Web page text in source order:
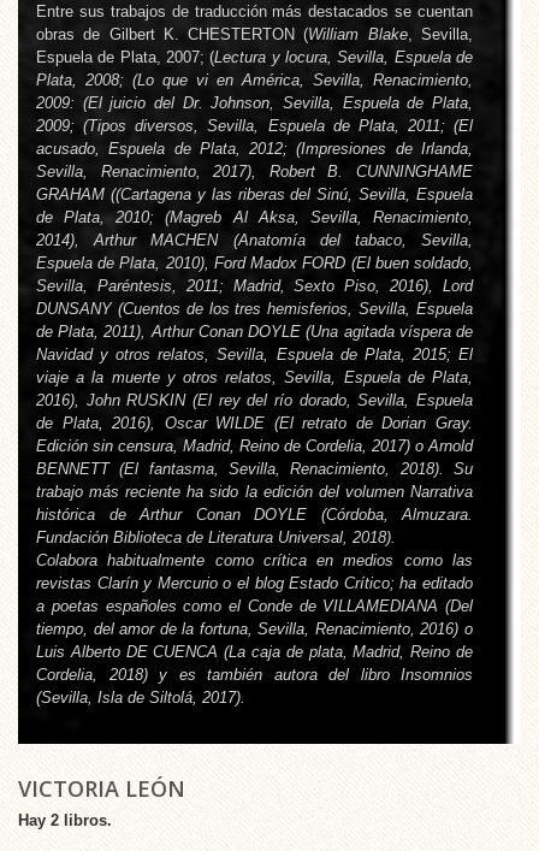
Entre sus trabajos de traducción más destacados se cuentan
obras de Gilbert K. CHESTERTON (William Blake, Sevilla,
Espuela de Plata, 2007; (Lectura y locura, Sevilla, Espuela de
Plata, 2008; (Lo que vi en América, Sevilla, Renacimiento,
2009: (El juicio del Dr. Johnson, Sevilla, Espuela de Plata,
2009; (Tipos diversos, Sevilla, Espuela de Plata, 2011; (El
acusado, Espuela de Plata, 2012; (Impresiones de Irlanda,
Sevilla, Renacimiento, 2017), Robert B. CUNNINGHAME
GRAHAM ((Cartagena y las riberas del Sinú, Sevilla, Espuela
de Plata, 2010; (Magreb Al Aksa, Sevilla, Renacimiento,
2014), Arthur MACHEN (Anatomía del tabaco, Sevilla,
Espuela de Plata, 2010), Ford Madox FORD (El buen soldado,
Sevilla, Paréntesis, 2011; Madrid, Sexto Piso, 2016), Lord
DUNSANY (Cuentos de los tres hemisferios, Sevilla, Espuela
de Plata, 2011), Arthur Conan DOYLE (Una agitada víspera de
Navidad y otros relatos, Sevilla, Espuela de Plata, 2015;El
viaje a la muerte y otros relatos, Sevilla, Espuela de Plata,
2016), John RUSKIN (El rey del río dorado, Sevilla, Espuela
de Plata, 2016), Oscar WILDE (El retrato de Dorian Gray.
Edición sin censura, Madrid, Reino de Cordelia, 2017) o Arnold
BENNETT (El fantasma, Sevilla, Renacimiento, 2018). Su
trabajo más reciente ha sido la edición del volumen Narrativa
histórica de Arthur Conan DOYLE (Córdoba, Almuzara.
Fundación Biblioteca de Literatura Universal, 2018).
Colabora habitualmente como crítica en medios como las
revistas Claríny Mercurioo el blogEstado Crítico; ha editado
a poetas españoles como el Conde de VILLAMEDIANA (Del
tiempo, del amor de la fortuna, Sevilla, Renacimiento, 2016) o
Luis Alberto DE CUENCA (La caja de plata, Madrid, Reino de
Cordelia, 2018) y es también autora del libro Insomnios
(Sevilla, Isla de Siltolá, 2017).
VICTORIA LEÓN
Hay 2 libros.